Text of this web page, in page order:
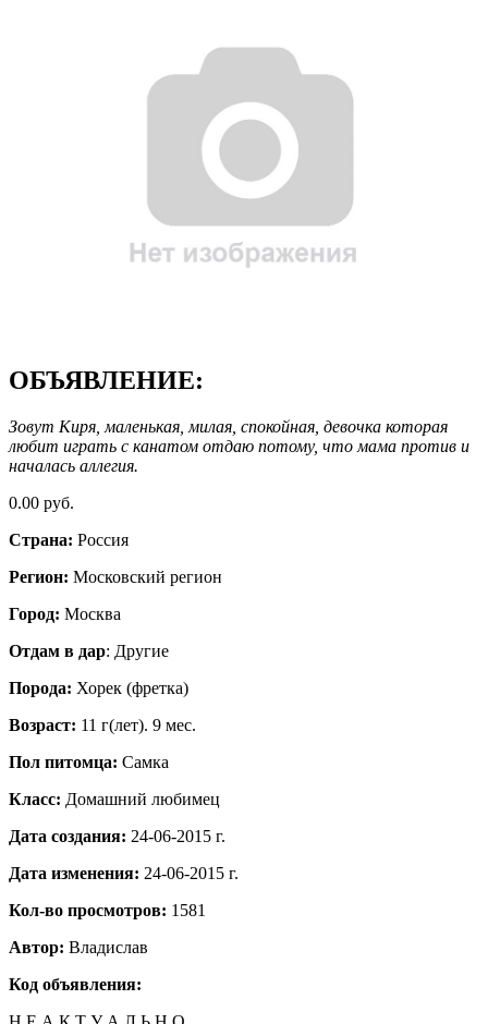
ОБЪЯВЛЕНИЕ:
Зовут Киря, маленькая, милая, спокойная, девочка которая
любит играть с канатом отдаю потому, что мама против и
началась аллегия.
0.00 руб.
Страна: Россия
Регион: Московский регион
Город: Москва
Отдам в дар: Другие
Порода: Хорек (фретка)
Возраст: 11 г(лет). 9 мес.
Пол питомца: Самка
Класс: Домашний любимец
Дата создания: 24-06-2015 г.
Дата изменения: 24-06-2015 г.
Кол-во просмотров: 1581
Автор: Владислав
Код объявления: